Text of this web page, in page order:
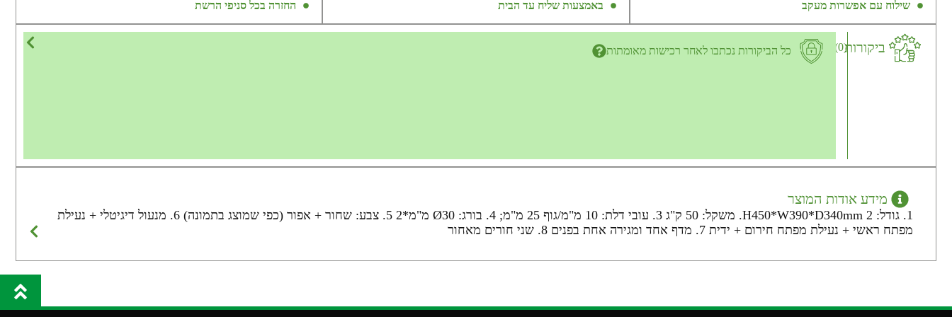
שילוח עם אפשרות מעקב באמצעות שליח עד הבית החזרה בכל סניפי הרשת
ביקורות(0) כל הביקורות נכתבו לאחר רכישות מאומתות
מידע אודות המוצר
1. גודל: H450*W390*D340mm 2. משקל: 50 ק"ג 3. עובי דלת: 10 מ"מ/גוף 25 מ"מ; 4. בורג: Ø30 מ"מ*2 5. צבע: שחור + אפור (כפי שמוצג בתמונה) 6. מנעול דיגיטלי + נעילת
מפתח ראשי + נעילת מפתח חירום + ידית 7. מדף אחד ומגירה אחת בפנים 8. שני חורים מאחור